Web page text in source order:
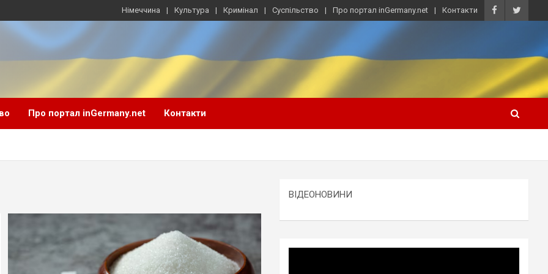
Німеччина Культура Кримінал Суспільство Про портал inGermany.net Контакти
Про портал inGermany.net Контакти
ВІДЕОНОВИНИ